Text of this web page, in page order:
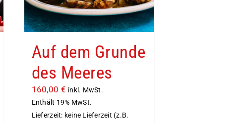
Auf dem Grunde
des Meeres
160,00 € inkl. MwSt.
Enthält 19% MwSt.
Lieferzeit: keine Lieferzeit (z.B.